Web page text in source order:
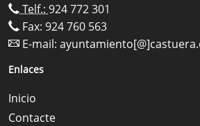
Telf.: 924 772 301
Fax: 924 760 563
E-mail:
Enlaces
Inicio
Contacte